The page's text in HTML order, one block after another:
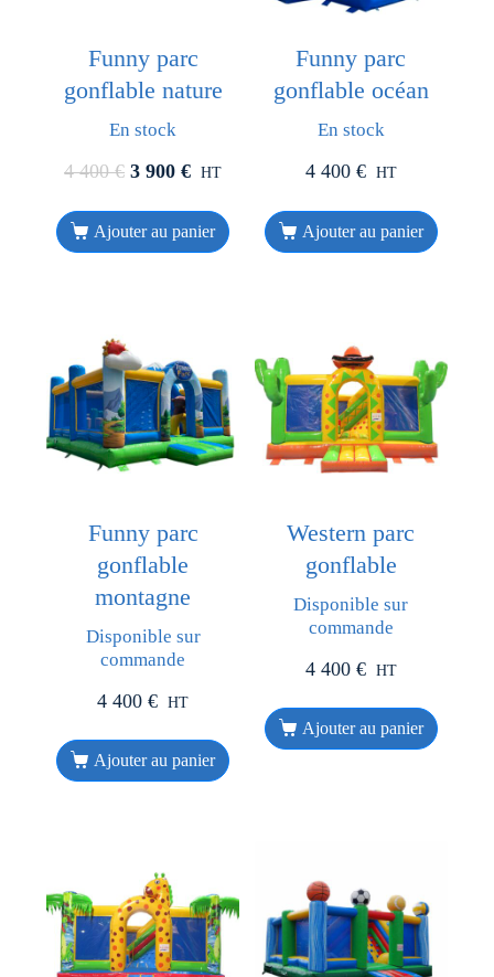
Funny parc
gonflable nature
En stock
4 400€ 3 900€ HT
Ajouter au panier
Funny parc
gonflable océan
En stock
4 400 € HT
Ajouter au panier
Funny parc
gonflable
montagne
Disponible sur
commande
4 400€ HT
Ajouter au panier
Western parc
gonflable
Disponible sur
commande
4 400 € HT
Ajouter au panier